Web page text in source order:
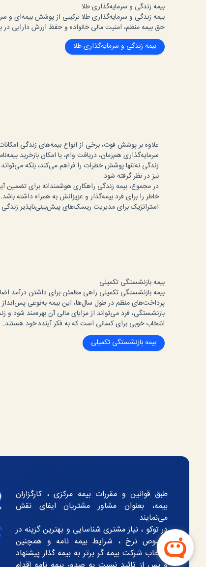
بیمه زندگی و سرمایه‌گذاری طلا
بیمه زندگی و سرمایه‌گذاری طلا ترکیبی از پوشش بیمه‌ای و
حق بیمه منظم، امنیت مالی خانواده و حفظ ارزش دارایی در
بیمه زندگی و سرمایه‌گذاری طلا
علاوه بر پوشش فوت، برخی از انواع بیمه‌های زندگی
سرمایه‌گذاری هم‌زمان، دریافت وام، یا امکان بازخرید
زندگی نه‌تنها پوشش خطرات را فراهم می‌کند، بلکه
نیز در نظر گرفته شود.
در مجموع، بیمه زندگی راهکاری هوشمندانه برای تضمین
خاطر را برای فرد بیمه‌گذار و عزیزانش به همراه داشته
استراتژیک برای مدیریت ریسک‌های پیش‌بینی‌ناپذیر
بیمه بازنشستگی تکمیلی
بیمه بازنشستگی تکمیلی راهی مطمئن برای داشتن درآمد
پرداخت‌های منظم در طول سال‌ها، این بیمه به‌نوعی
بازنشستگی، فرد می‌تواند از مزایای مالی آن بهره‌مند شود
انتخاب خوبی برای کسانی است که به فکر آینده خود هستند.
بیمه بازنشستگی تکمیلی
طبق قوانین و مقررات بیمه مرکزی ، کارگزاران
بیمه، بعنوان مشاور مشتریان ایفای نقش
می‌نمایند.
در توکو ، نیاز مشتری شناسایی و بهترین گزینه در
خصوص نرخ ، شرایط بیمه نامه و همچنین
انتخاب شرکت بیمه گر برتر به بیمه گذار پیشنهاد